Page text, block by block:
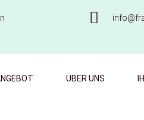
ÜBER UNS